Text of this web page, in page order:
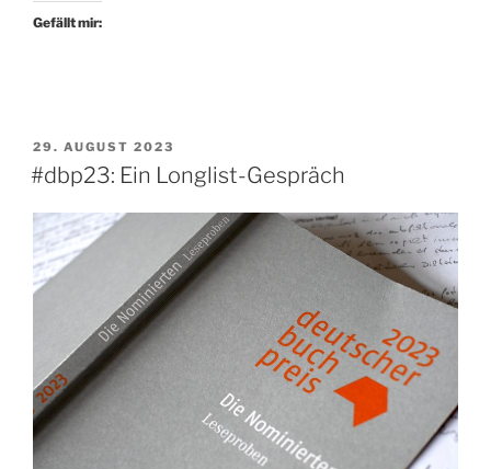
den
Gefällt mir:
VERÖFFENTLICHT
AM
29. AUGUST 2023
#dbp23: Ein Longlist-Gespräch